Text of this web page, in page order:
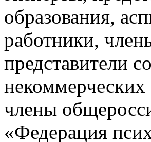
образования,
работники,
представители
некоммерческих
члены
«Федерация